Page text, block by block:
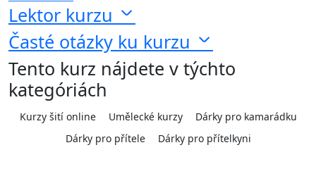
Lektor kurzu
Časté otázky ku kurzu
Tento kurz nájdete v týchto
kategóriách
Kurzy šití online Umělecké kurzy
Dárky pro kamarádku
Dárky pro přítele
Dárky pro přítelkyni